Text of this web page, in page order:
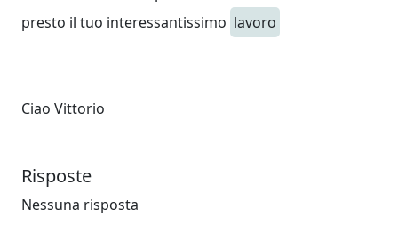
presto il tuo interessantissimo lavoro
Ciao Vittorio
Risposte
Nessuna risposta